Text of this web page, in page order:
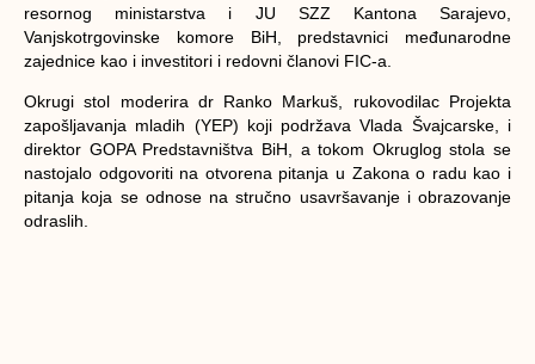
resornog ministarstva i JU SZZ Kantona Sarajevo,
Vanjskotrgovinske komore BiH, predstavnici međunarodne
zajednice kao i investitori i redovni članovi FIC-a.
Okrugi stol moderira dr Ranko Markuš, rukovodilac Projekta
zapošljavanja mladih (YEP) koji podržava Vlada Švajcarske, i
direktor GOPA Predstavništva BiH, a tokom Okruglog stola se
nastojalo odgovoriti na otvorena pitanja u Zakona o radu kao i
pitanja koja se odnose na stručno usavršavanje i obrazovanje
odraslih.